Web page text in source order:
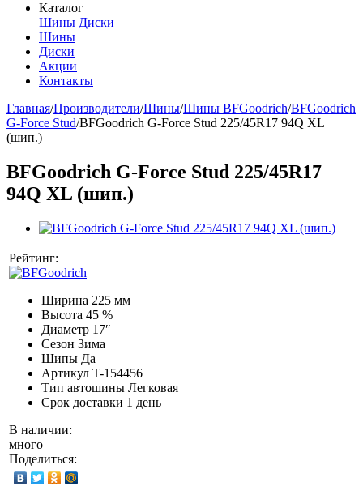
Каталог
Шины Диски
Шины
Диски
Акции
Контакты
Главная/Производители/Шины/Шины BFGoodrich/BFGoodrich
G-Force Stud/BFGoodrich G-Force Stud 225/45R17 94Q XL
(шип.)
BFGoodrich G-Force Stud 225/45R17
94Q XL (шип.)
Рейтинг:
Ширина 225 мм
Высота 45 %
Диаметр 17″
Сезон Зима
Шипы Да
Артикул T-154456
Тип автошины Легковая
Срок доставки 1 день
В наличии:
много
Поделиться: